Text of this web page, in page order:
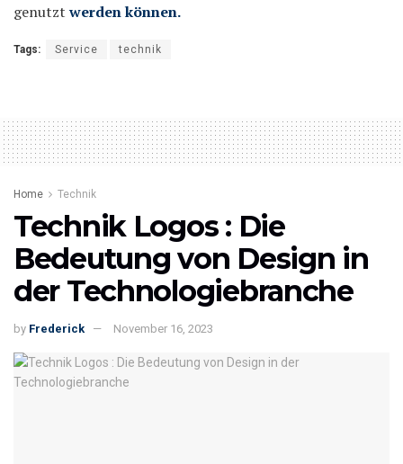
genutztwerden können.
Tags: Service technik
Home Technik
Technik Logos : Die
Bedeutung von Design in
der Technologiebranche
by Frederick November 16, 2023